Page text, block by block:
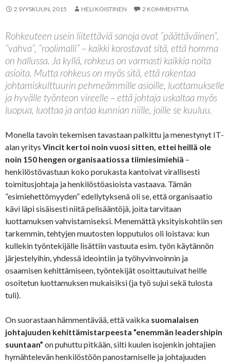
2 SYYSKUUN, 2015 HELI KOISTINEN 2 KOMMENTTIA
Rohkeuteen usein liitettäviä sanoja ovat ”päättäväinen”,
”vahva”, ”roolimalli” – kaikki korostavat sitä, että homma
on hallussa. Ja kyllä, rohkeus on varmasti kaikkia noita
asioita. Mutta rohkeus on myös sitä, että rakentaa
johtamiskulttuurin pehmeämmille asioille, luottamukselle
ja hyvälle työnteon vireelle – että johtaja uskaltaa myös
luopua, luottaa ja antaa kunnian niille, joille se kuuluu.
Monella tavoin tekemisen tavastaan palkittu ja menestynyt IT-
alan yritys Vincit kertoi noin vuosi sitten, ettei heillä ole
noin 150 hengen organisaatiossa tiimiesimiehiä –
henkilöstövastuun koko porukasta kantoivat virallisesti
toimitusjohtaja ja henkilöstöasioista vastaava. Tämän
”esimiehettömyyden” edellytyksenä oli se, että organisaatio
kävi läpi sisäisesti niitä pelisääntöjä, joita tarvitaan
luottamuksen vahvistamiseksi. Menemättä yksityiskohtiin sen
tarkemmin, tehtyjen muutosten lopputulos oli loistava: kun
kullekin työntekijälle lisättiin vastuuta esim. työn käytännön
järjestelyihin, yhdessä ideointiin ja työhyvinvoinnin ja
osaamisen kehittämiseen, työntekijät osoittautuivat heille
osoitetun luottamuksen mukaisiksi (ja työ sujui sekä tulosta
tuli).
On suorastaan hämmentävää, että vaikka suomalaisen
johtajuuden kehittämistarpeesta ”enemmän leadershipin
suuntaan” on puhuttu pitkään, silti kuulen isojenkin johtajien
hymähtelevän henkilöstöön panostamiselle ja johtajuuden